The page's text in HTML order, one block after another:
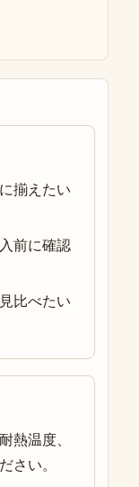
揃えたい
前に確認
比べたい
熱温度、
さい。